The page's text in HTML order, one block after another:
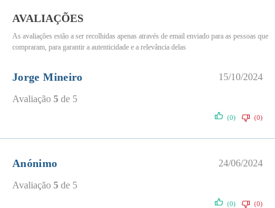
AVALIAÇÕES
As avaliações estão a ser recolhidas apenas através de email enviado para as pessoas que
compraram, para garantir a autenticidade e a relevância delas
Jorge Mineiro 15/10/2024
Avaliação 5 de 5
(0) (0)
Anónimo 24/06/2024
Avaliação 5 de 5
(0) (0)